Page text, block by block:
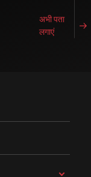
अभी पता
लगाएं